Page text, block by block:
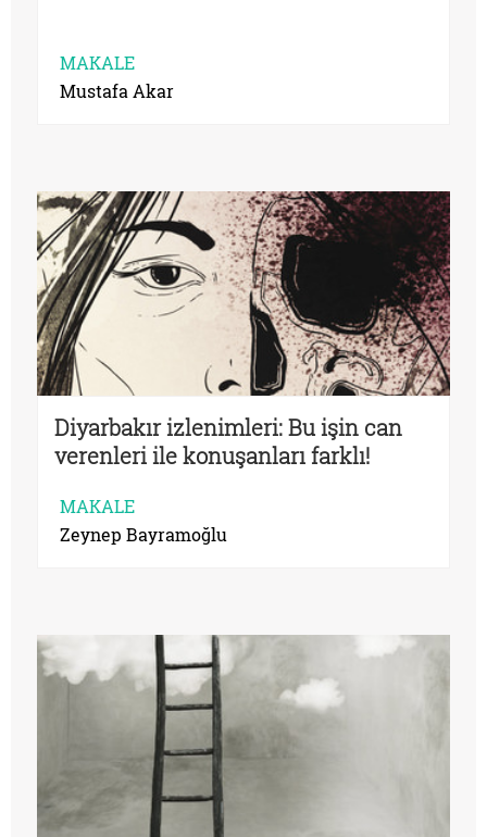
MAKALE
Mustafa Akar
Diyarbakır izlenimleri: Bu işin can
verenleri ile konuşanları farklı!
MAKALE
Zeynep Bayramoğlu